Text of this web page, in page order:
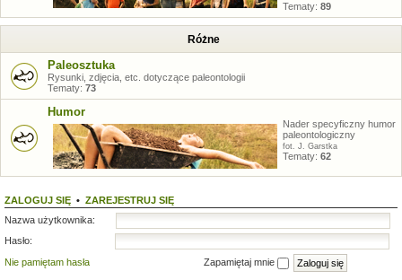
Tematy: 89
Różne
Paleosztuka
Rysunki, zdjęcia, etc. dotyczące paleontologii
Tematy: 73
Humor
Nader specyficzny humor
paleontologiczny
fot. J. Garstka
Tematy: 62
ZALOGUJ SIĘ • ZAREJESTRUJ SIĘ
Nazwa użytkownika:
Hasło:
Nie pamiętam hasła
Zapamiętaj mnie